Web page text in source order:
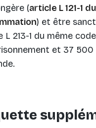
(article L 121-1
) et être
L 213-1 du même
et 37 500